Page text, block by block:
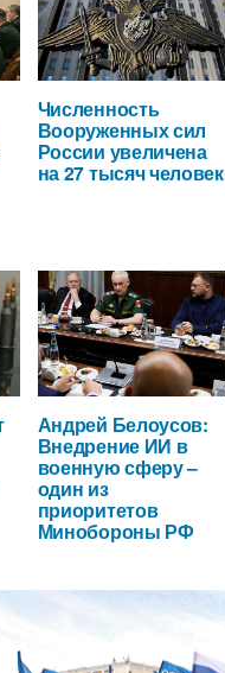
Численность
Вооруженных сил
России увеличена
на 27 тысяч человек
Андрей Белоусов:
Внедрение ИИ в
военную сферу –
один из
приоритетов
Минобороны РФ